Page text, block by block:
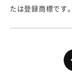
たは登録商標です。